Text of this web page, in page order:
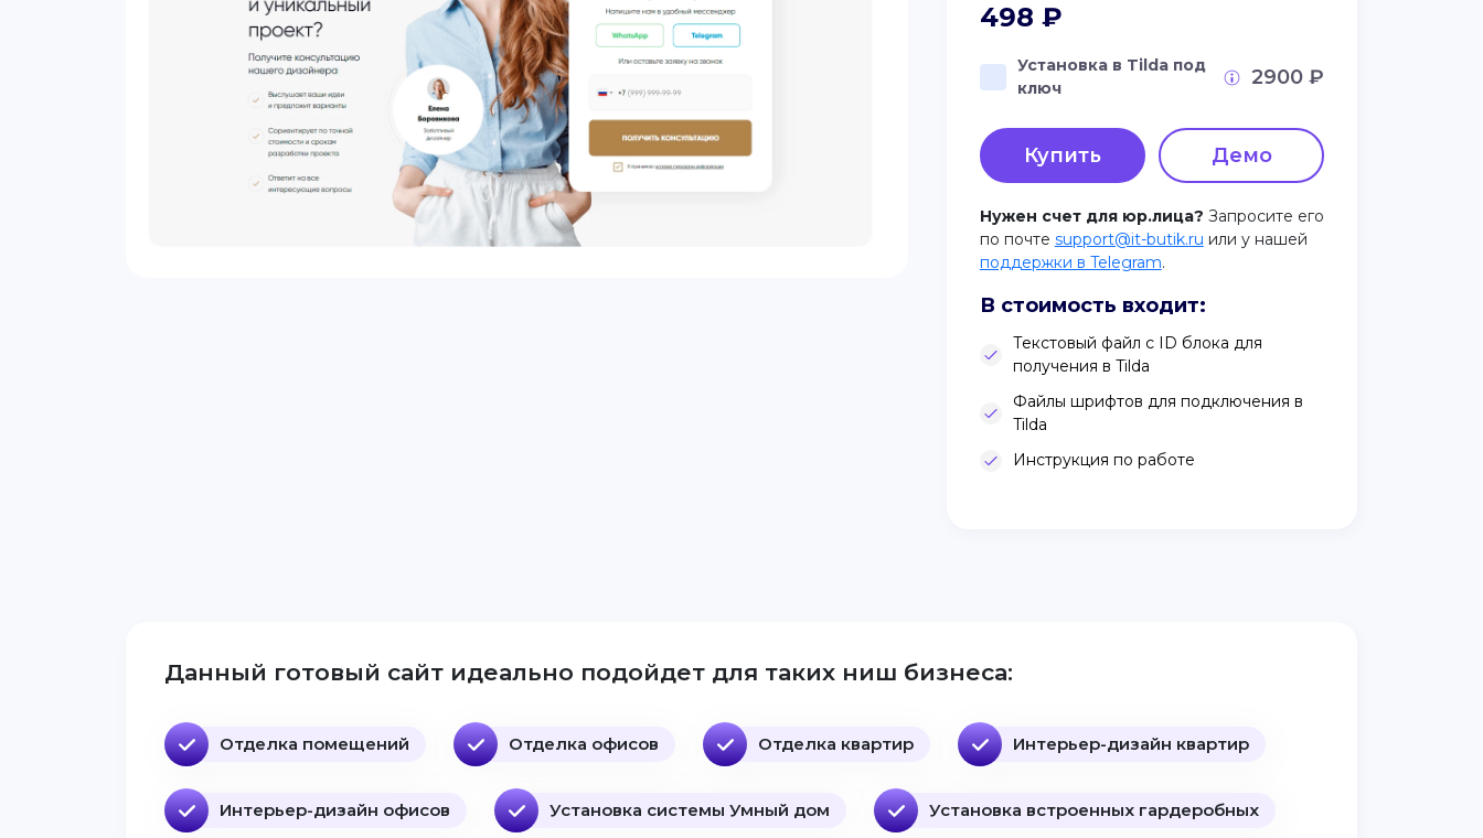
498 ₽
Установка в Tilda под
ключ
2900 ₽
Купить Демо
Нужен счет для юр.лица? Запросите его
по почте support@it-butik.ru или у нашей
поддержки в Telegram.
В стоимость входит:
Текстовый файл с ID блока для
получения в Tilda
Файлы шрифтов для подключения в
Tilda
Инструкция по работе
Данный готовый сайт идеально подойдет для таких ниш бизнеса:
Отделка помещений Отделка офисов Отделка квартир Интерьер-дизайн квартир
Интерьер-дизайн офисов Установка системы Умный дом Установка встроенных гардеробных